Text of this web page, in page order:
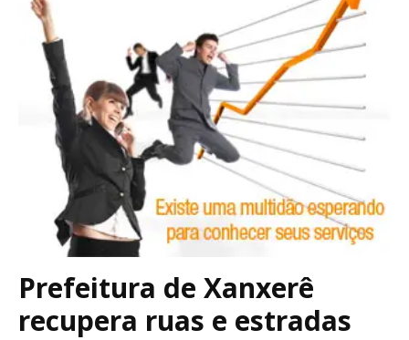
Prefeitura de Xanxerê
recupera ruas e estradas